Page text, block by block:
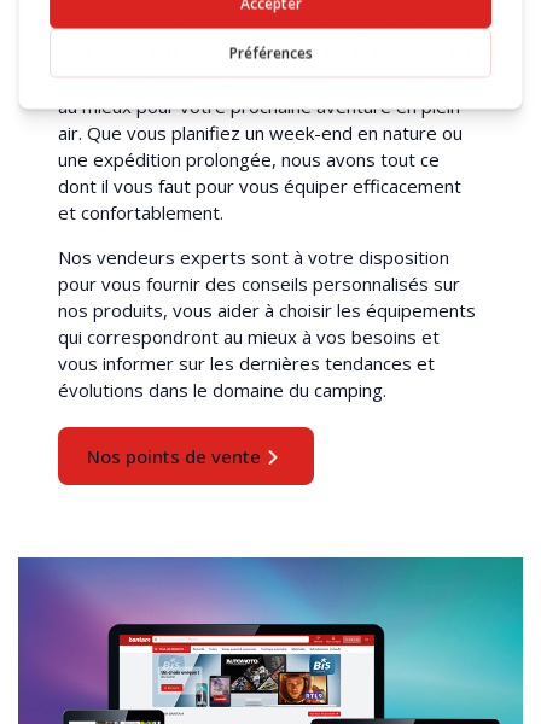
Découvrez notre impressionnante gamme de plus
de 15 000 articles spécialisés dans le domaine du
camping, conçus pour vous aider à vous préparer
au mieux pour votre prochaine aventure en plein
air. Que vous planifiez un week-end en nature ou
une expédition prolongée, nous avons tout ce
dont il vous faut pour vous équiper efficacement
et confortablement.
Nos vendeurs experts sont à votre disposition
pour vous fournir des conseils personnalisés sur
nos produits, vous aider à choisir les équipements
qui correspondront au mieux à vos besoins et
vous informer sur les dernières tendances et
évolutions dans le domaine du camping.
Nos points de vente